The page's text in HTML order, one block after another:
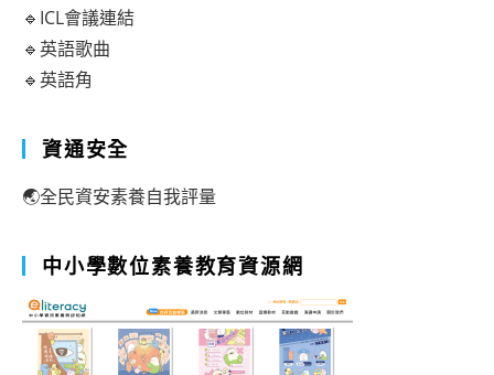
🔹ICL會議連結
🔹英語歌曲
🔹英語角
資通安全
🌏全民資安素養自我評量
中小學數位素養教育資源網